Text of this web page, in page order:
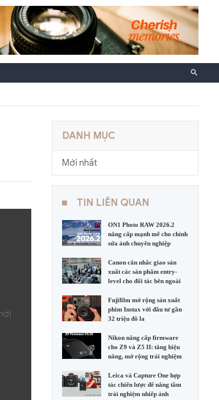
DANH MỤC
Mới nhất
TIN LIÊN QUAN
ON1 Photo RAW 2026.2
nâng cấp mạnh mẽ cho chỉnh
sửa ảnh chuyên nghiệp
Canon cân nhắc giao sản
xuất các sản phẩm entry-
level cho đối tác bên ngoài
Fujifilm mở rộng sản xuất
phim Instax với đầu tư gần
32 triệu đô la
Nikon nâng cấp firmware
cho Z9 và Z5 II: tăng hiệu
năng, mở rộng trải nghiệm
Leica và Capture One hợp
tác chiến lược để nâng tầm
trải nghiệm nhiếp ảnh